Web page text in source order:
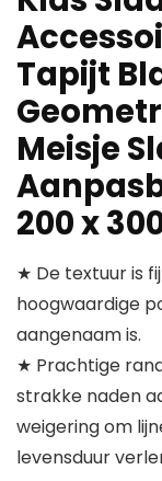
Tapijt
Meisje
200 x
★ De textuur is
hoogwaardige
aangenaam is.
★ Prachtige
strakke naden
weigering om
levensduur